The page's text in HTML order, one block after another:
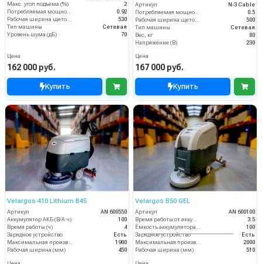
Макс. угол подъема (%)
2
0.92
530
Тип машины
Сетевая
Уровень шума (дБ)
70
Цена
162 000 руб.
Купить
Артикул
N-3 Cable
0.5
500
Тип машины
Сетевая
Вес, кг
80
Напряжение (В)
230
Цена
167 000 руб.
Купить
Velargos 410 Lithium B45
Артикул
AN 600550
Аккумулятор АКБ (В/А·ч)
100
Время работы (ч)
4
Зарядное устройство
Есть
1900
Рабочая ширина (мм)
450
Velargos B50 GEL
Артикул
AN 600100
Время работы от аккумуляторов (ч)
3.5
100
Зарядное устройство
Есть
2000
Рабочая ширина (мм)
510